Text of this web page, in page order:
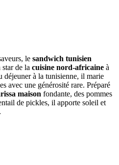
le sandwich tunisien
de la cuisine nord-africaine à
déjeuner à la tunisienne, il marie
avec une générosité rare. Préparé
maison fondante, des pommes
de pickles, il apporte soleil et